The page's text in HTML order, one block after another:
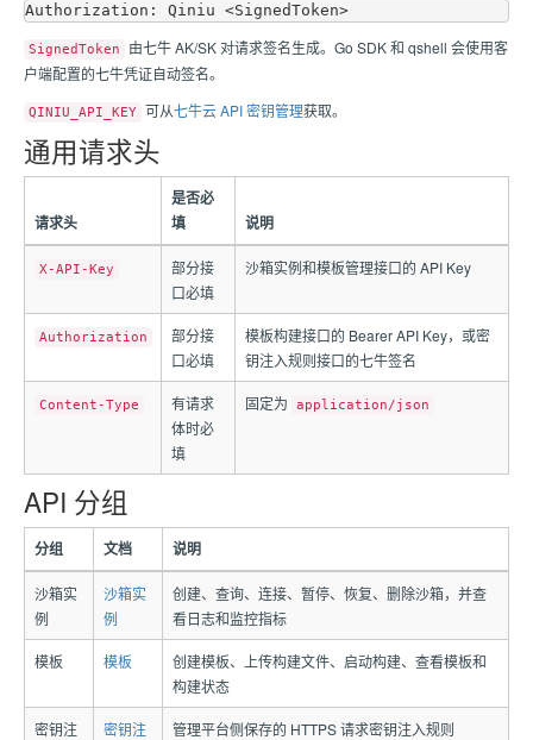
SignedToken
由七牛 AK/SK 对请求签名生成。Go SDK 和 qshell 会使用客
户端配置的七牛凭证自动签名。
QINIU_API_KEY 可从七牛云 API 密钥管理获取。
通用请求头
请求头
是否必
填
说明
X-API-Key
部分接
口必填
沙箱实例和模板管理接口的 API Key
Authorization
部分接
口必填
模板构建接口的 Bearer API Key，或密
钥注入规则接口的七牛签名
Content-Type
有请求
体时必
填
固定为 application/json
API 分组
分组 文档 说明
沙箱实
例
沙箱实
例
创建、查询、连接、暂停、恢复、删除沙箱，并查
看日志和监控指标
模板 模板
创建模板、上传构建文件、启动构建、查看模板和
构建状态
密钥注
密钥注
管理平台侧保存的 HTTPS 请求密钥注入规则